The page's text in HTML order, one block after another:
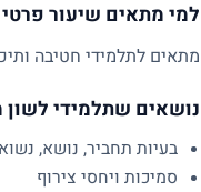
למי מתאים שיעור
מתאים לתלמידי חטיבה
נושאים שתלמידי
בעיות תחביר, נושא,
סמיכות ויחסי צירוף